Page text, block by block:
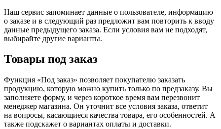
Наш сервис запоминает данные о пользователе, информацию
о заказе и в следующий раз предложит вам повторить к вводу
данные предыдущего заказа. Если условия вам не подходят,
выбирайте другие варианты.
Товары под заказ
Функция «Под заказ» позволяет покупателю заказать
продукцию, которую можно купить только по предзаказу. Вы
заполняете форму, и через короткое время вам перезвонит
менеджер магазина. Он уточнит все условия заказа, ответит
на вопросы, касающиеся качества товара, его особенностей. А
также подскажет о вариантах оплаты и доставки.